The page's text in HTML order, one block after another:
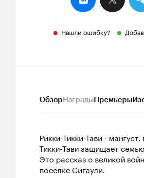
Нашли ошибку?
ОбзорНаградыПремьеры
Рикки-Тикки-Тави -
Тикки-Тави защищает
Это рассказ о великой
поселке Сигаули.